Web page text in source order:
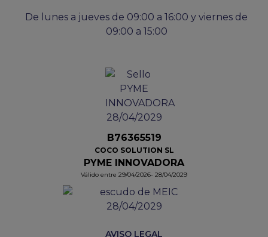
De lunes a jueves de 09:00 a 16:00 y viernes de
09:00 a 15:00
B76365519
COCO SOLUTION SL
PYME INNOVADORA
Válido entre 29/04/2026- 28/04/2029
AVISO LEGAL